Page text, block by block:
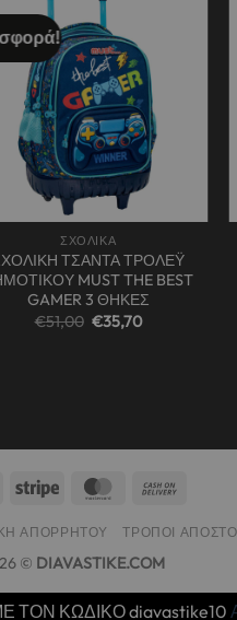
ΣΧΟΛΙΚΑ
ΤΣΑΝΤΑ ΤΡΟΛΕΫ
MUST THE BEST
GAMER 3 ΘΗΚΕΣ
€51,00 Original
price
€35,70Η
ΑΠΟΡΡΉΤΟΥ ΤΡΌΠΟΙ
© DIAVASTIKE.COM
ΤΟΝ ΚΩΔΙΚΟ diavastike10